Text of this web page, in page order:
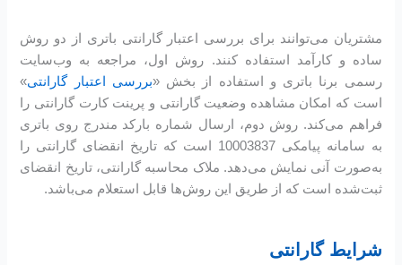
مشتریان می‌توانند برای بررسی اعتبار گارانتی باتری از دو روش
ساده و کارآمد استفاده کنند. روش اول، مراجعه به وب‌سایت
رسمی برنا باتری و استفاده از بخش «بررسی اعتبار گارانتی»
است که امکان مشاهده وضعیت گارانتی و پرینت کارت گارانتی را
فراهم می‌کند. روش دوم، ارسال شماره بارکد مندرج روی باتری
به سامانه پیامکی 10003837 است که تاریخ انقضای گارانتی را
به‌صورت آنی نمایش می‌دهد. ملاک محاسبه گارانتی، تاریخ انقضای
ثبت‌شده است که از طریق این روش‌ها قابل استعلام می‌باشد.
شرایط گارانتی